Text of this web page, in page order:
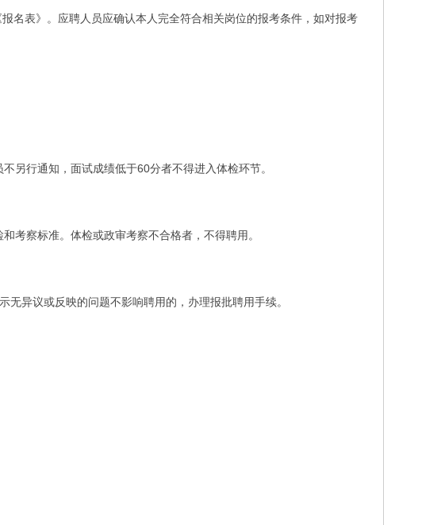
表》。应聘人员应确认本人完全符合相关岗位的报考条件，如对报考
行通知，面试成绩低于60分者不得进入体检环节。
察标准。体检或政审考察不合格者，不得聘用。
异议或反映的问题不影响聘用的，办理报批聘用手续。